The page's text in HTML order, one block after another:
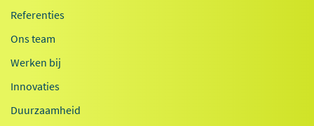
Referenties
Ons team
Werken bij
Innovaties
Duurzaamheid